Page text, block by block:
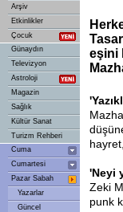
Arşiv
Etkinlikler
Çocuk
Günaydın
Televizyon
Astroloji
Magazin
Sağlık
Kültür Sanat
Turizm Rehberi
Cuma
Cumartesi
Pazar Sabah
Yazarlar
Güncel
eşini
'Neyi
Zeki
punk